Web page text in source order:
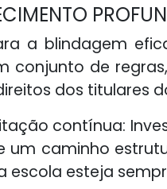
a blindagem
conjunto de
dos titulares
contínua:
um caminho
escola esteja